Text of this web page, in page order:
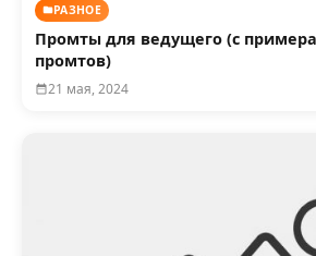
РАЗНОЕ
Промты для ведущего (с
промтов)
21 мая, 2024